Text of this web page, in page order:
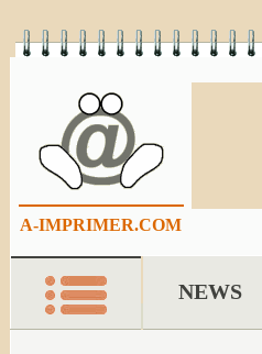
A-IMPRIMER.COM
NEWS